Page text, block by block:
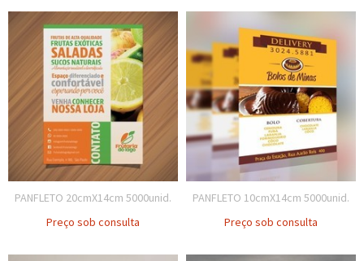
PANFLETO 20cmX14cm 5000unid.
Preço sob consulta
PANFLETO 10cmX14cm 5000unid.
Preço sob consulta